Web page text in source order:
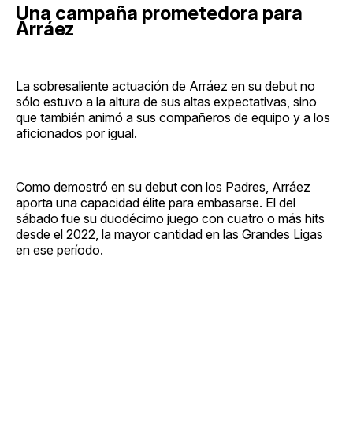
Una campaña prometedora para
Arráez
La sobresaliente actuación de Arráez en su debut no
sólo estuvo a la altura de sus altas expectativas, sino
que también animó a sus compañeros de equipo y a los
aficionados por igual.
Como demostró en su debut con los Padres, Arráez
aporta una capacidad élite para embasarse. El del
sábado fue su duodécimo juego con cuatro o más hits
desde el 2022, la mayor cantidad en las Grandes Ligas
en ese período.